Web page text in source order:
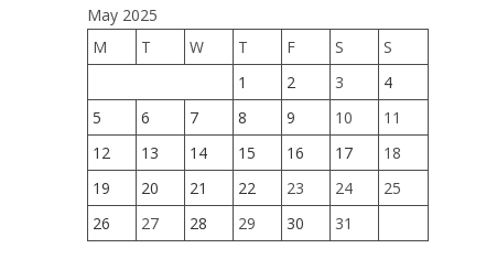
May 2025
M
T W T F S
S
1
2 3
4
5
6 7 8 9 10
11
12
13 14 15 16 17
18
19
20 21 22 23 24
25
26
27 28 29 30 31